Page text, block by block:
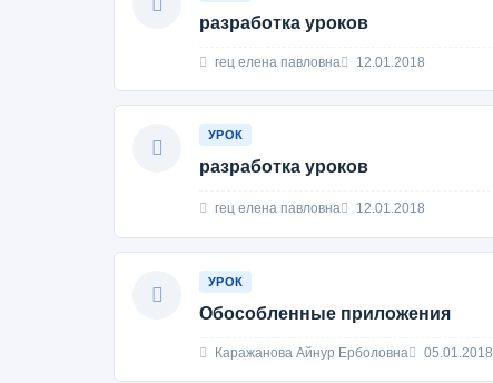
разработка уроков
гец елена павловна 12.01.2018
УРОК
разработка уроков
гец елена павловна 12.01.2018
УРОК
Обособленные приложения
Каражанова Айнур Ерболовна 05.01.2018